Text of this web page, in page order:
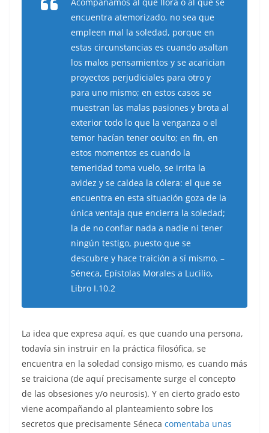
encuentra atemorizado, no sea que
empleen mal la soledad, porque en
estas circunstancias es cuando asaltan
los malos pensamientos y se acarician
proyectos perjudiciales para otro y
para uno mismo; en estos casos se
muestran las malas pasiones y brota al
exterior todo lo que la venganza o el
temor hacían tener oculto; en fin, en
estos momentos es cuando la
temeridad toma vuelo, se irrita la
avidez y se caldea la cólera: el que se
encuentra en esta situación goza de la
única ventaja que encierra la soledad;
la de no confiar nada a nadie ni tener
ningún testigo, puesto que se
descubre y hace traición a sí mismo. –
Séneca, Epístolas Morales a Lucilio,
Libro I.10.2
La idea que expresa aquí, es que cuando una persona,
todavía sin instruir en la práctica filosófica, se
encuentra en la soledad consigo mismo, es cuando más
se traiciona (de aquí precisamente surge el concepto
de las obsesiones y/o neurosis). Y en cierto grado esto
viene acompañando al planteamiento sobre los
secretos que precisamente Séneca comentaba unas